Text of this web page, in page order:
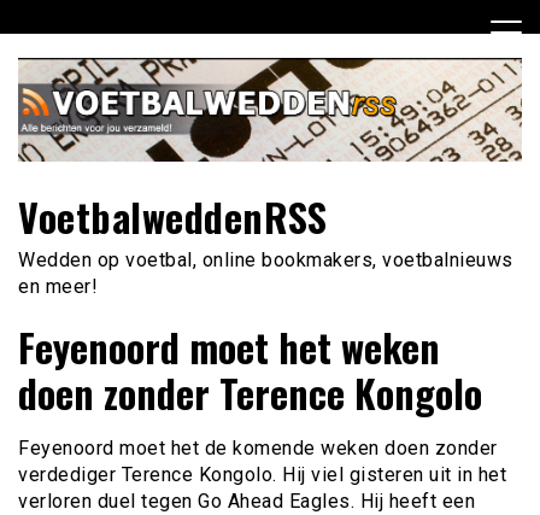
naar
inhoud
VoetbalweddenRSS
Wedden op voetbal, online bookmakers, voetbalnieuws
en meer!
Feyenoord moet het weken
doen zonder Terence Kongolo
Feyenoord moet het de komende weken doen zonder
verdediger Terence Kongolo. Hij viel gisteren uit in het
verloren duel tegen Go Ahead Eagles. Hij heeft een